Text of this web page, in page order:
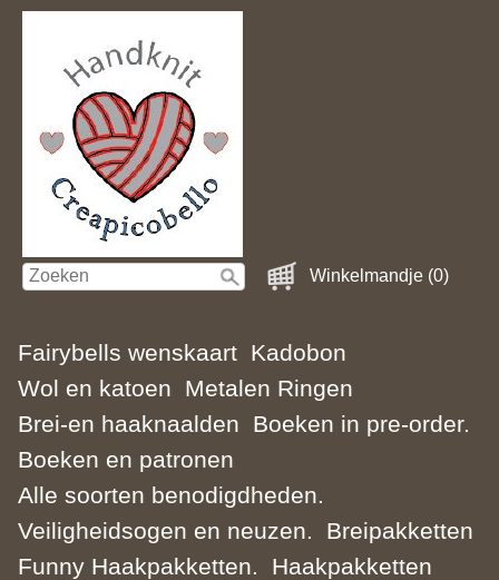
Winkelmandje (0)
Fairybells wenskaart Kadobon
Wol en katoen
Metalen Ringen
Brei-en haaknaalden
Boeken in pre-order.
Boeken en patronen
Alle soorten benodigdheden.
Veiligheidsogen en neuzen.
Breipakketten
Funny Haakpakketten.
Haakpakketten